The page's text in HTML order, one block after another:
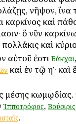
νῆψον, ἵνα
καρκίνος καὶ
ὃ νῦν
πολλάκις καὶ
αὐτοῦ ἐστι Βάκχαι
καὶ ἐν τῷ ηʹ·
μέσης
Ἱπποτρόφος, Βούσιρις
.